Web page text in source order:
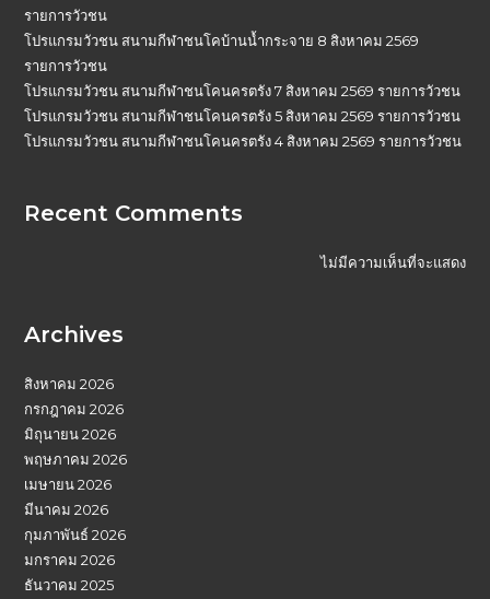
รายการวัวชน
โปรแกรมวัวชน สนามกีฬาชนโคบ้านน้ำกระจาย 8 สิงหาคม 2569
รายการวัวชน
โปรแกรมวัวชน สนามกีฬาชนโคนครตรัง 7 สิงหาคม 2569 รายการวัวชน
โปรแกรมวัวชน สนามกีฬาชนโคนครตรัง 5 สิงหาคม 2569 รายการวัวชน
โปรแกรมวัวชน สนามกีฬาชนโคนครตรัง 4 สิงหาคม 2569 รายการวัวชน
Recent Comments
ไม่มีความเห็นที่จะแสดง
Archives
สิงหาคม 2026
กรกฎาคม 2026
มิถุนายน 2026
พฤษภาคม 2026
เมษายน 2026
มีนาคม 2026
กุมภาพันธ์ 2026
มกราคม 2026
ธันวาคม 2025